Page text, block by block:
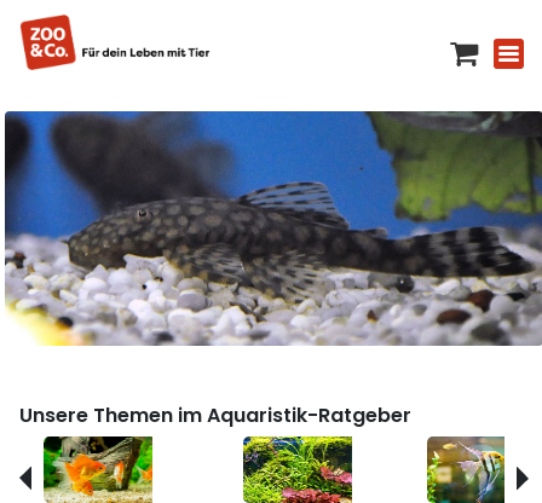
Unsere Themen im Aquaristik-Ratgeber